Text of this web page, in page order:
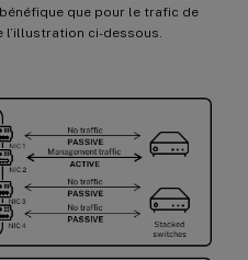
que pour le trafic de
ci-dessous.